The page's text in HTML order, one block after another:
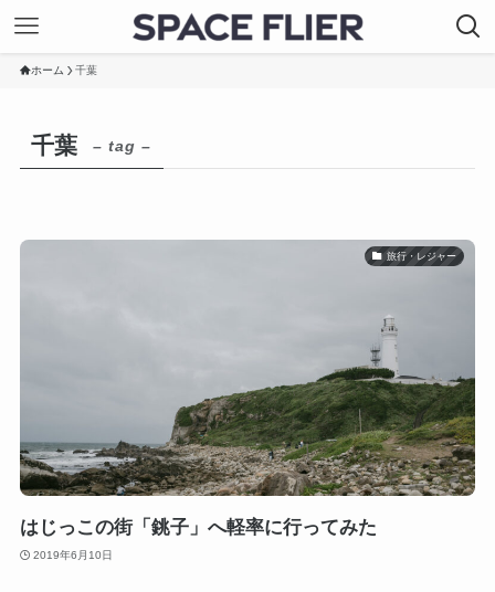
ホーム 千葉
千葉 – tag –
旅行・レジャー
はじっこの街「銚子」へ軽率に行ってみた
2019年6月10日